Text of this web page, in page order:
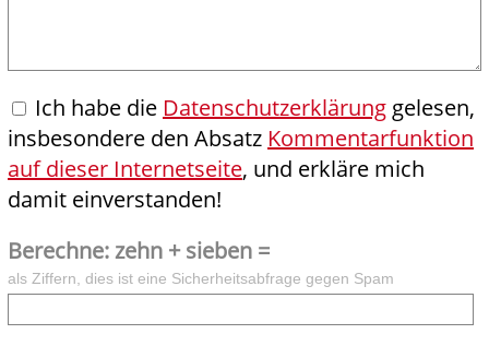
Ich habe die Datenschutzerklärung gelesen,
insbesondere den Absatz Kommentarfunktion
auf dieser Internetseite, und erkläre mich
damit einverstanden!
Berechne: zehn + sieben =
als Ziffern, dies ist eine Sicherheitsabfrage gegen Spam